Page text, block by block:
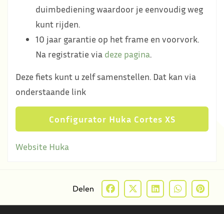
duimbediening waardoor je eenvoudig weg
kunt rijden.
10 jaar garantie op het frame en voorvork.
Na registratie via deze pagina.
Deze fiets kunt u zelf samenstellen. Dat kan via
onderstaande link
Configurator Huka Cortes XS
Website Huka
Delen